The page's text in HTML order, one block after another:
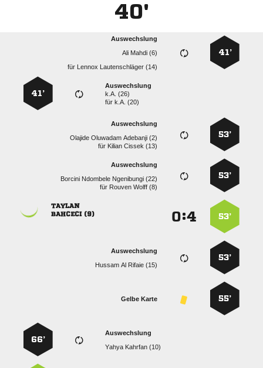
40'
41’
Auswechslung
  
für   
Auswechslung
k.A. (26)
fürk.A. (20)
41’
53’
Auswechslung
   
für   
53’
Auswechslung
   
für   
53’
:

 
53’
Auswechslung
   
55’
Gelbe Karte
Auswechslung
  
66’